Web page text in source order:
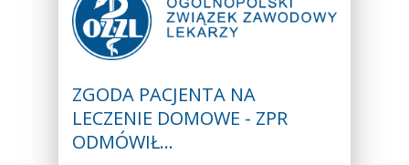
ZGODA PACJENTA NA
LECZENIE DOMOWE - ZPR
ODMÓWIŁ…